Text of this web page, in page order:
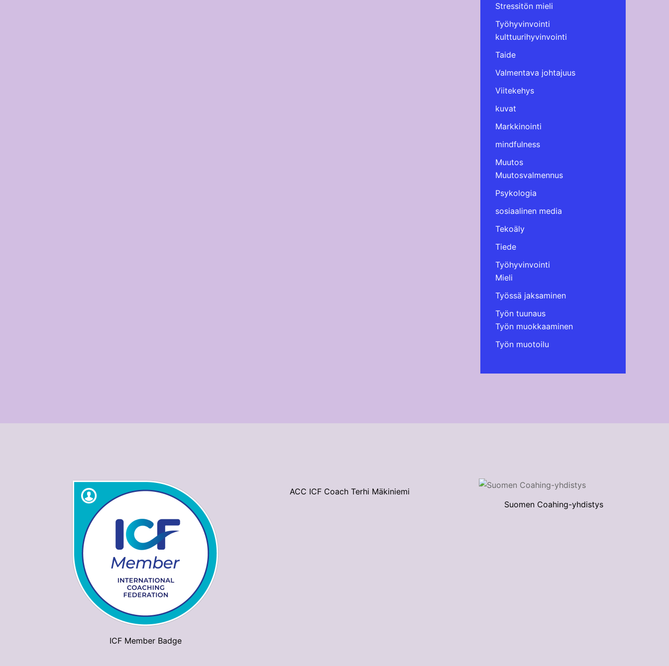
Stressitön mieli
Työhyvinvointi
kulttuurihyvinvointi
Taide
Valmentava johtajuus
Viitekehys
kuvat
Markkinointi
mindfulness
Muutos
Muutosvalmennus
Psykologia
sosiaalinen media
Tekoäly
Tiede
Työhyvinvointi
Mieli
Työssä jaksaminen
Työn tuunaus
Työn muokkaaminen
Työn muotoilu
ICF Member Badge
ACC ICF Coach Terhi Mäkiniemi
Suomen Coahing-yhdistys